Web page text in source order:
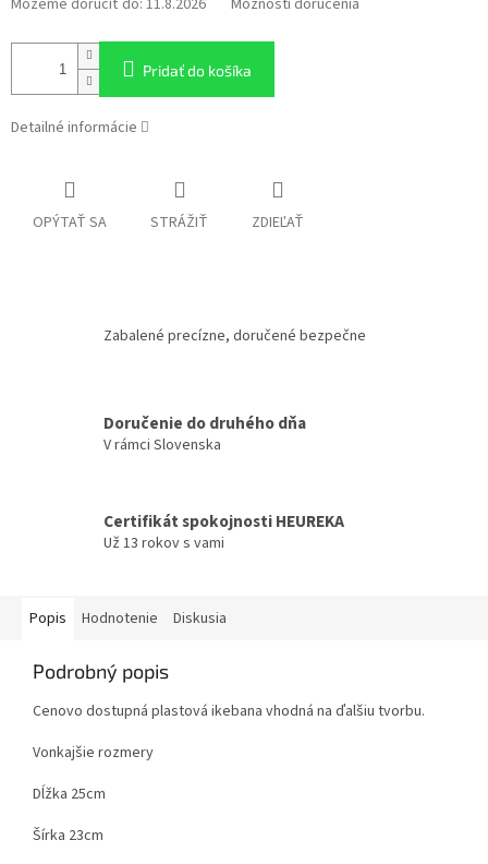
Pridať do košíka
Detailné informácie
OPÝTAŤ SA STRÁŽIŤ ZDIEĽAŤ
Zabalené precízne, doručené bezpečne
Doručenie do druhého dňa
V rámci Slovenska
Certifikát spokojnosti HEUREKA
Už 13 rokov s vami
Popis Hodnotenie Diskusia
Podrobný popis
Cenovo dostupná plastová ikebana vhodná na ďalšiu tvorbu.
Vonkajšie rozmery
Dĺžka 25cm
Šírka 23cm